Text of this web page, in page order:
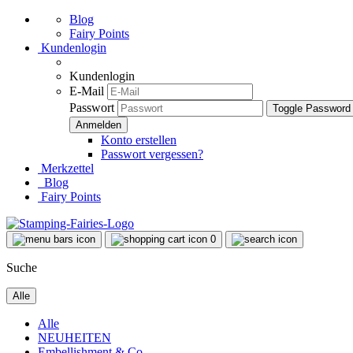
Blog
Fairy Points
Kundenlogin
Kundenlogin
E-Mail
Passwort
Toggle
Konto erstellen
Passwort vergessen?
Merkzettel
Blog
Fairy Points
0
Suche
Alle
Alle
NEUHEITEN